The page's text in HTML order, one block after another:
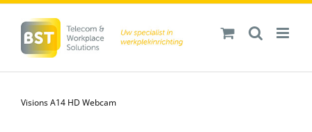
inhoud
Visions A14 HD Webcam